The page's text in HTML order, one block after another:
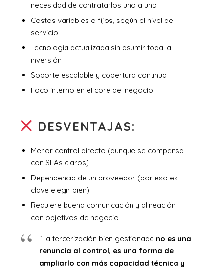
necesidad de contratarlos uno a uno
Costos variables o fijos, según el nivel de
servicio
Tecnología actualizada sin asumir toda la
inversión
Soporte escalable y cobertura continua
Foco interno en el core del negocio
DESVENTAJAS:
Menor control directo (aunque se compensa
con SLAs claros)
Dependencia de un proveedor (por eso es
clave elegir bien)
Requiere buena comunicación y alineación
con objetivos de negocio
“La tercerización bien gestionada no es una
renuncia al control, es una forma de
ampliarlo con más capacidad técnica y